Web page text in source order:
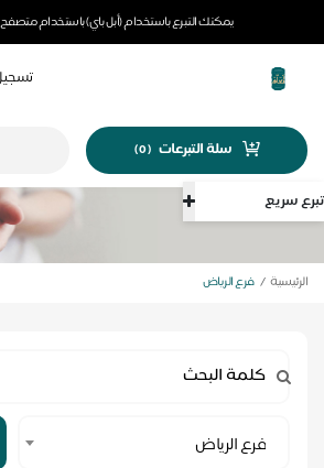
يمكنك التبرع باستخدام (أبل باي) باستخدام
تبرع سريع
سلة التبرعات (
0
)
الرئيسية فرع الرياض
Category
فرع الرياض